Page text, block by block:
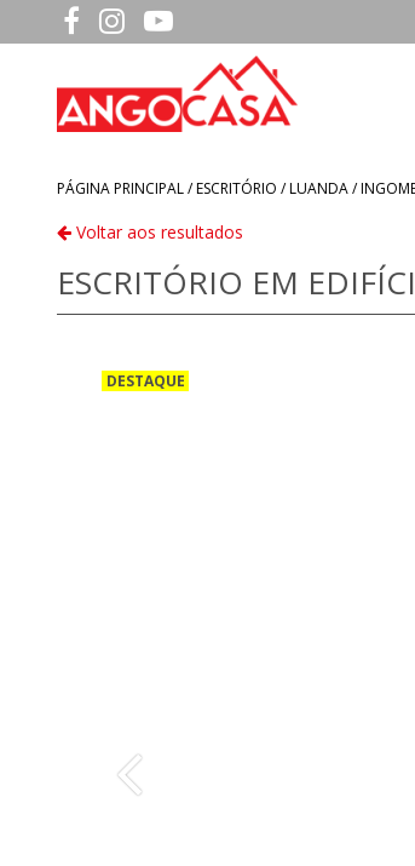
PÁGINA PRINCIPAL /ESCRITÓRIO /LUANDA/
Voltar aos resultados
ESCRITÓRIO EM